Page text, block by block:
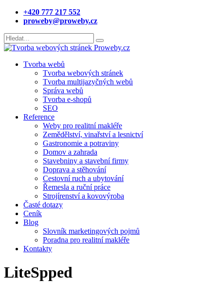
+420 777 217 552
proweby@proweby.cz
Tvorba webů
Tvorba webových stránek
Tvorba multijazyčných webů
Správa webů
Tvorba e-shopů
SEO
Reference
Weby pro realitní makléře
Zemědělství, vinařství a lesnictví
Gastronomie a potraviny
Domov a zahrada
Stavebniny a stavební firmy
Doprava a stěhování
Cestovní ruch a ubytování
Řemesla a ruční práce
Strojírenství a kovovýroba
Časté dotazy
Ceník
Blog
Slovník marketingových pojmů
Poradna pro realitní makléře
Kontakty
LiteSpped